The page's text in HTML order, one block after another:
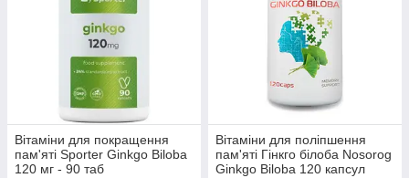
Вітаміни для покращення
пам'яті Sporter Ginkgo Biloba
120 мг - 90 таб
Вітаміни для поліпшення
пам'яті Гінкго білоба Nosorog
Ginkgo Biloba 120 капсул